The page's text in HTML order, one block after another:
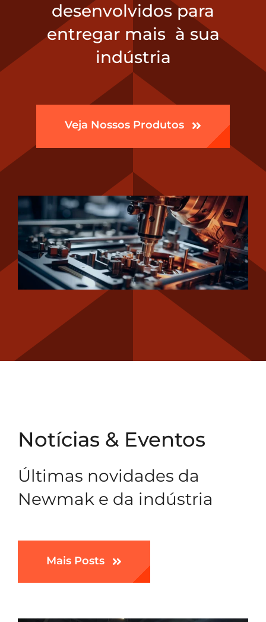
desenvolvidos para
entregar mais à sua
indústria
Veja Nossos Produtos
Notícias & Eventos
Últimas novidades da
Newmak e da indústria
Mais Posts